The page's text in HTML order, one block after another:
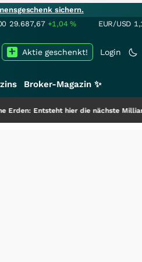
sichern.
29.687,67 +1,04% EUR/USD
Login
Aktie geschenkt!
Broker-Magazin ✨
hier die nächste Milliardenstory?